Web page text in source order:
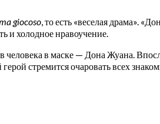
giocoso, то есть «веселая драма».
и холодное нравоучение.
человека в маске — Дона Жуана.
стремится очаровать всех